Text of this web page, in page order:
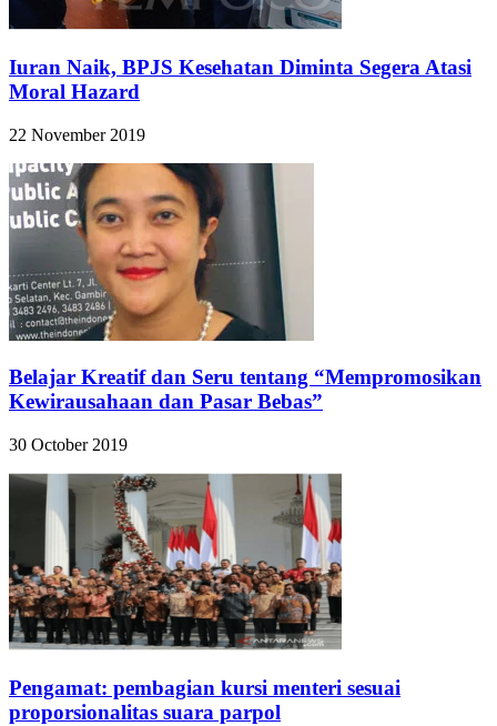
Iuran Naik, BPJS Kesehatan Diminta Segera Atasi
Moral Hazard
22 November 2019
Belajar Kreatif dan Seru tentang “Mempromosikan
Kewirausahaan dan Pasar Bebas”
30 October 2019
Pengamat: pembagian kursi menteri sesuai
proporsionalitas suara parpol